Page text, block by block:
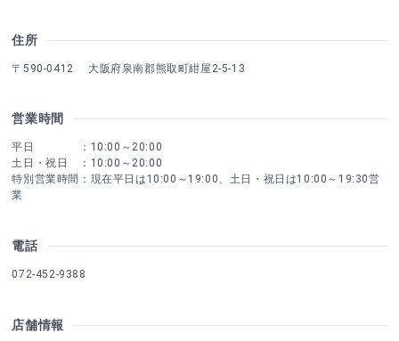
住所
〒590-0412 大阪府泉南郡熊取町紺屋2-5-13
営業時間
平日 ：10:00～20:00
土日・祝日 ：10:00～20:00
特別営業時間：現在平日は10:00～19:00、土日・祝日は10:00～19:30営
業
電話
072-452-9388
店舗情報